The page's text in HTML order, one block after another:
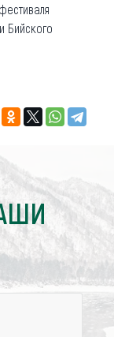
Бийского